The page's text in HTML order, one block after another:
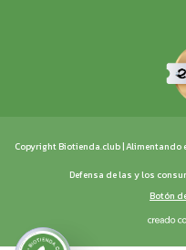
Copyright Biotienda.club | Alimentando
Defensa de las y los
Botón